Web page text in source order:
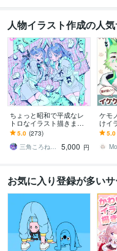
人物イラスト作成の人
ちょっと昭和で平成なレ
トロなイラスト描きます
昭和・平成レトロ☆ネオ
ン☆パステル
5.0 (273)
三角ころねる☆プロフ必読願います
5,000 円
ケモ
けイ
が良
なり
さい
5.0
お気に入り登録が多い